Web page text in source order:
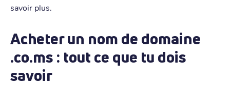
savoir plus.
Acheter un nom de domaine
.co.ms : tout ce que tu dois
savoir